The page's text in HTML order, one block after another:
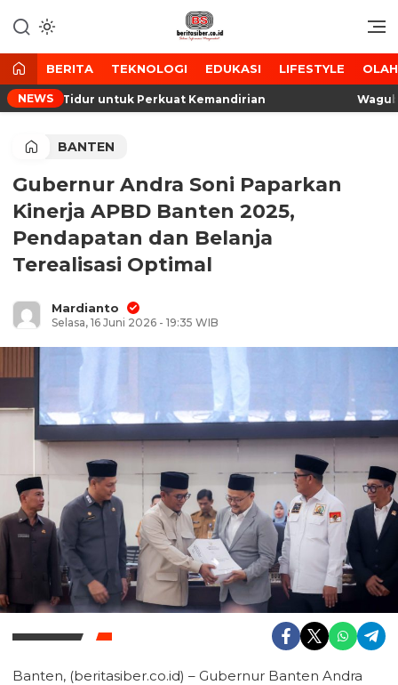
ke
konten
BeritaSiber.co.id
Media Tanggap Dan Akurat
BERITA TEKNOLOGI EDUKASI LIFESTYLE
NEWSTidur untuk Perkuat Kemandirian Wagub
BANTEN
Gubernur Andra Soni Paparkan
Kinerja APBD Banten 2025,
Pendapatan dan Belanja
Terealisasi Optimal
Mardianto
Selasa, 16 Juni 2026 - 19:35 WIB
Banten, (beritasiber.co.id) – Gubernur Banten Andra